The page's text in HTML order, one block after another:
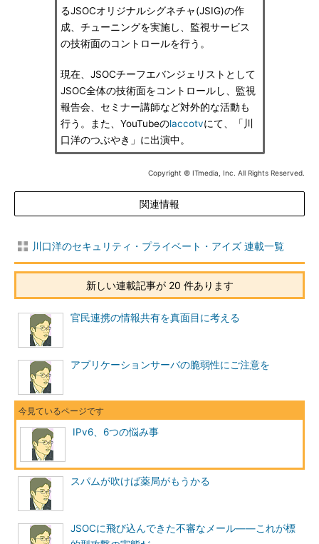
るJSOCオリジナルシグネチャ(JSIG)の作
成、チューニングを実施し、監視サービス
の技術面のコントロールを行う。
現在、JSOCチーフエバンジェリストとして
JSOC全体の技術面をコントロールし、監視
報告会、セミナー講師など対外的な活動も
行う。また、YouTubeのlaccotvにて、「川
口洋のつぶやき」に出演中。
Copyright © ITmedia, Inc. All Rights Reserved.
関連情報
川口洋のセキュリティ・プライベート・アイズ 連載一覧
新しい連載記事が 20 件あります
官民連携の情報共有を真面目に考える
アプリケーションサーバの脆弱性にご注意を
IPv6、6つの悩み事
スパムが吹けば薬局がもうかる
JSOCに飛び込んできた不審なメール――これが標